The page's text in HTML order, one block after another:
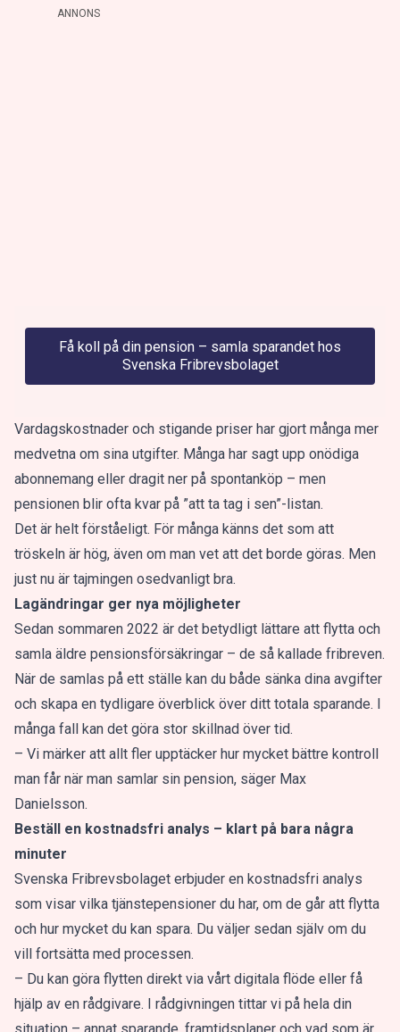
ANNONS
Få koll på din pension – samla sparandet hos
Svenska Fribrevsbolaget
Vardagskostnader och stigande priser har gjort många mer
medvetna om sina utgifter. Många har sagt upp onödiga
abonnemang eller dragit ner på spontanköp – men
pensionen blir ofta kvar på ”att ta tag i sen”-listan.
Det är helt förståeligt. För många känns det som att
tröskeln är hög, även om man vet att det borde göras. Men
just nu är tajmingen osedvanligt bra.
Lagändringar ger nya möjligheter
Sedan sommaren 2022 är det betydligt lättare att flytta och
samla äldre pensionsförsäkringar – de så kallade fribreven.
När de samlas på ett ställe kan du både sänka dina avgifter
och skapa en tydligare överblick över ditt totala sparande. I
många fall kan det göra stor skillnad över tid.
– Vi märker att allt fler upptäcker hur mycket bättre kontroll
man får när man samlar sin pension, säger Max
Danielsson.
Beställ en kostnadsfri analys – klart på bara några
minuter
Svenska Fribrevsbolaget erbjuder en kostnadsfri analys
som visar vilka tjänstepensioner du har, om de går att flytta
och hur mycket du kan spara. Du väljer sedan själv om du
vill fortsätta med processen.
– Du kan göra flytten direkt via vårt digitala flöde eller få
hjälp av en rådgivare. I rådgivningen tittar vi på hela din